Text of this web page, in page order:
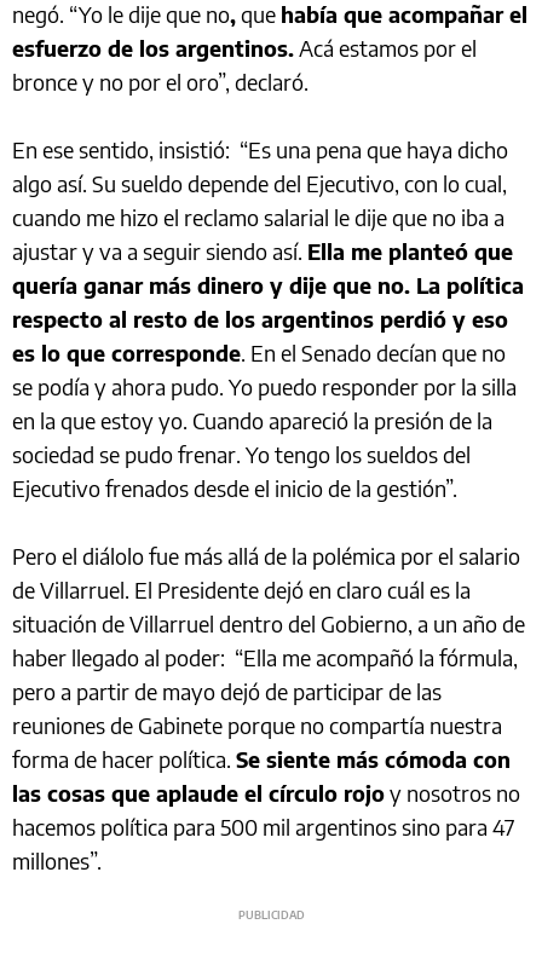
negó. “Yo le dije que no,que había que acompañar el
esfuerzo de los argentinos.Acá estamos por el
bronce y no por el oro”, declaró.
En ese sentido, insistió: “Es una pena que haya dicho
algo así. Su sueldo depende del Ejecutivo, con lo cual,
cuando me hizo el reclamo salarial le dije que no iba a
ajustar y va a seguir siendo así. Ella me planteó que
quería ganar más dinero y dije que no. La política
respecto al resto de los argentinos perdió y eso
es lo que corresponde. En el Senado decían que no
se podía y ahora pudo. Yo puedo responder por la silla
en la que estoy yo. Cuando apareció la presión de la
sociedad se pudo frenar. Yo tengo los sueldos del
Ejecutivo frenados desde el inicio de la gestión”.
Pero el diálolo fue más allá de la polémica por el salario
de Villarruel. El Presidente dejó en claro cuál es la
situación de Villarruel dentro del Gobierno, a un año de
haber llegado al poder: “Ella me acompañó la fórmula,
pero a partir de mayo dejó de participar de las
reuniones de Gabinete porque no compartía nuestra
forma de hacer política. Se siente más cómoda con
las cosas que aplaude el círculo rojoy nosotros no
hacemos política para 500 mil argentinos sino para 47
millones”.